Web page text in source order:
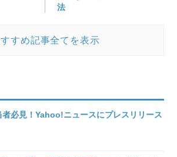
法
すめ記事全てを表示
者必見！Yahoo!ニュースにプレスリリース